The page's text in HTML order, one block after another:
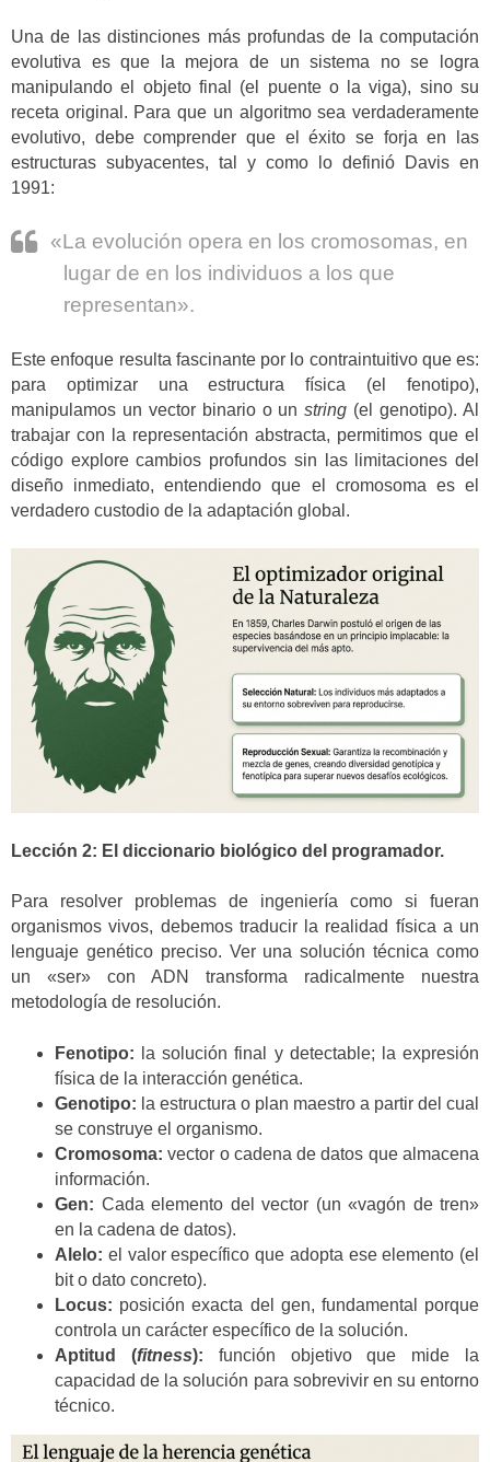
Una de las distinciones más profundas de la computación
evolutiva es que la mejora de un sistema no se logra
manipulando el objeto final (el puente o la viga), sino su
receta original. Para que un algoritmo sea verdaderamente
evolutivo, debe comprender que el éxito se forja en las
estructuras subyacentes, tal y como lo definió Davis en
1991:
«La evolución opera en los cromosomas, en
lugar de en los individuos a los que
representan».
Este enfoque resulta fascinante por lo contraintuitivo que es:
para optimizar una estructura física (el fenotipo),
manipulamos un vector binario o unstring (el genotipo). Al
trabajar con la representación abstracta, permitimos que el
código explore cambios profundos sin las limitaciones del
diseño inmediato, entendiendo que el cromosoma es el
verdadero custodio de la adaptación global.
Lección 2: El diccionario biológico del programador.
Para resolver problemas de ingeniería como si fueran
organismos vivos, debemos traducir la realidad física a un
lenguaje genético preciso. Ver una solución técnica como
un «ser» con ADN transforma radicalmente nuestra
metodología de resolución.
Fenotipo: la solución final y detectable; la expresión
física de la interacción genética.
Genotipo: la estructura o plan maestro a partir del cual
se construye el organismo.
Cromosoma: vector o cadena de datos que almacena
información.
Gen: Cada elemento del vector (un «vagón de tren»
en la cadena de datos).
Alelo: el valor específico que adopta ese elemento (el
bit o dato concreto).
Locus: posición exacta del gen, fundamental porque
controla un carácter específico de la solución.
Aptitud (fitness): función objetivo que mide la
capacidad de la solución para sobrevivir en su entorno
técnico.